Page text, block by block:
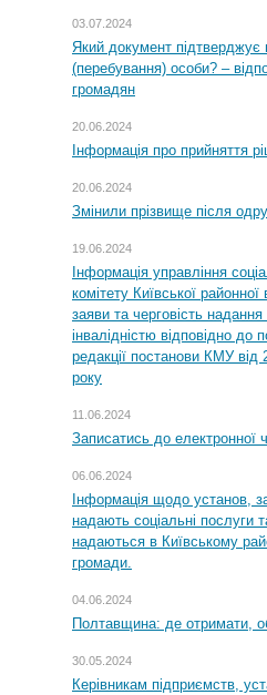
03.07.2024
Який документ підтверджує
(перебування) особи? –
громадян
20.06.2024
Інформація про прийняття
20.06.2024
Змінили прізвище після
19.06.2024
Інформація управління
комітету Київської
заяви та черговість надання
інвалідністю відповідно
редакції постанови КМУ
року
11.06.2024
Записатись до електронної
06.06.2024
Інформація щодо установ,
надають соціальні послуги
надаються в Київському
громади.
04.06.2024
Полтавщина: де отримати,
30.05.2024
Керівникам підприємств,